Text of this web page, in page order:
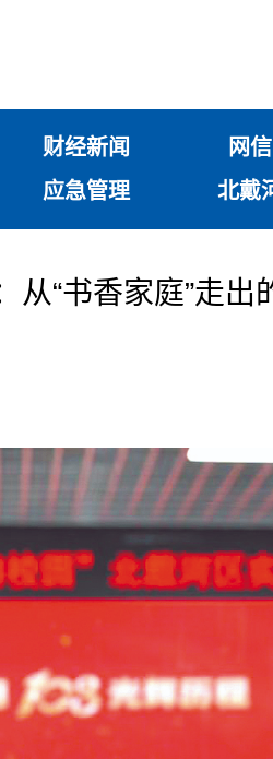
财经新闻 网
应急管理 北戴
“书香家庭”走出